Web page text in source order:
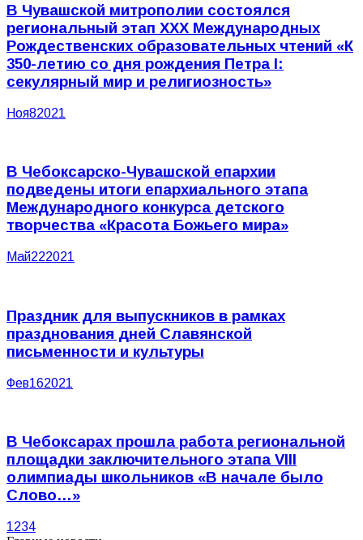
В Чувашской митрополии состоялся
региональный этап XXX Международных
Рождественских образовательных чтений «К
350-летию со дня рождения Петра I:
секулярный мир и религиозность»
Ноя82021
В Чебоксарско-Чувашской епархии
подведены итоги епархиального этапа
Международного конкурса детского
творчества «Красота Божьего мира»
Май222021
Праздник для выпускников в рамках
празднования дней Славянской
письменности и культуры
Фев162021
В Чебоксарах прошла работа региональной
площадки заключительного этапа VIII
олимпиады школьников «В начале было
Слово…»
1234